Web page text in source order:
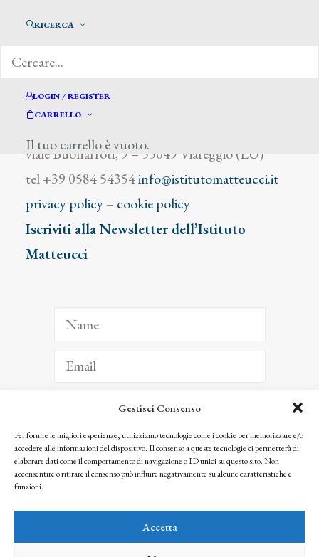
Gestisci Consenso
Per fornire le migliori esperienze, utilizziamo tecnologie come i cookie per memorizzare e/o
accedere alle informazioni del dispositivo. Il consenso a queste tecnologie ci permetterà di
elaborare dati come il comportamento di navigazione o ID unici su questo sito. Non
acconsentire o ritirare il consenso può influire negativamente su alcune caratteristiche e
funzioni.
Accetta
RICERCA
LOGIN / REGISTER
CARRELLO
Il tuo carrello è vuoto.
viale Buonarroti, 9 – 55049 Viareggio (LU)
tel +39 0584 54354info@istitutomatteucci.it
privacy policy– cookie policy
Iscriviti alla Newsletter dell’Istituto
Matteucci
ISCRIVITI
Facendo clic per iscriverti, riconosci che le tue informazioni saranno trattate
seguendo la nostra Privacy Policy
© 2025 Istituto Matteucci. All right reserved
l’autorizzazione scritta dei proprietari dei diritti e dell’Istituto Matteucci